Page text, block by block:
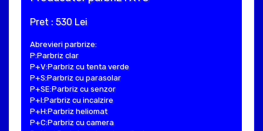
Pret : 530 Lei
Abrevieri parbrize:
P:Parbriz clar
P+V:Parbriz cu tenta verde
P+S:Parbriz cu parasolar
P+SE:Parbriz cu senzor
P+I:Parbriz cu incalzire
P+H:Parbriz heliomat
P+C:Parbriz cu camera